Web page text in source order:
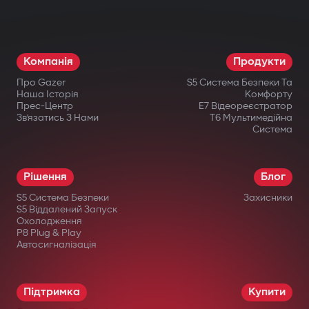
систему. Навіть при фізичному втручанні
запуск неможливий.
Бездротове реле та підкапотний
модуль блокування
Додатковий підкапотний модуль блокує
запуск двигуна навіть при пошкодженні
центрального блоку.
Інтелектуальний дистанційний
Запуск двигуна через застосунок Gazer
Компанія
Про Gazer
Наша Історія
Прес-Центр
Зв’язатись З Нами
Продукти
S5 Система Безпеки Та
Комфорту
E7 Відеореєстратор
T6 Мультимедійна
Система
Рішення
S5 Система Безпеки
S5 Віддалений Запуск
Охолодження
P8 Plug & Play
Автосигналізація
Блог
Захисники
Підтримка Купити